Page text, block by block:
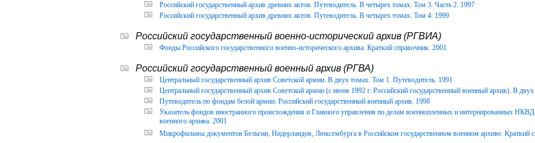
Российский государственный архив древних актов. Путеводитель. В четырех томах. Том 3. Часть 2. 1997
Российский государственный архив древних актов. Путеводитель. В четырех томах. Том 4. 1999
Российский государственный военно-исторический архив (РГВИА)
Фонды Российского государственного военно-исторического архива. Краткий справочник. 2001
Российский государственный военный архив (РГВА)
Центральный государственный архив Советской армии. В двух томах. Том 1. Путеводитель. 1991
Центральный государственный архив Советской армии (с июня 1992 г. Российский государственный военный архив). В
Путеводитель по фондам белой армии. Российский государственный военный архив. 1998
Указатель фондов иностранного происхождения и Главного управления по делам военнопленных и интернированных
военного архива. 2001
Микрофильмы документов Бельгии, Нидерландов, Люксембурга в Российском государственном военном архиве. Краткий